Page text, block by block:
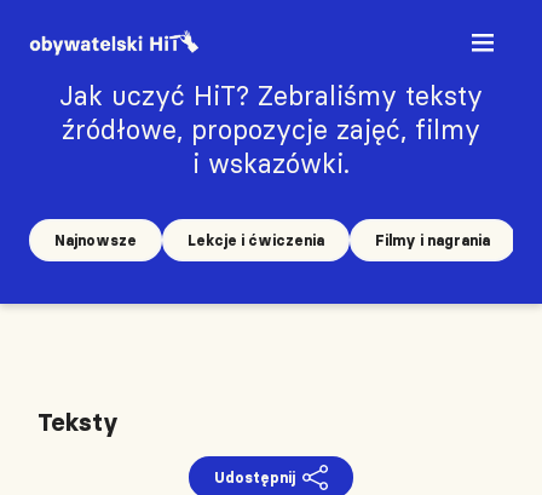
Jak uczyć HiT? Zebraliśmy teksty
źródłowe, propozycje zajęć, filmy
i wskazówki.
Najnowsze Lekcje i ćwiczenia Filmy i nagrania
Teksty
Udostępnij